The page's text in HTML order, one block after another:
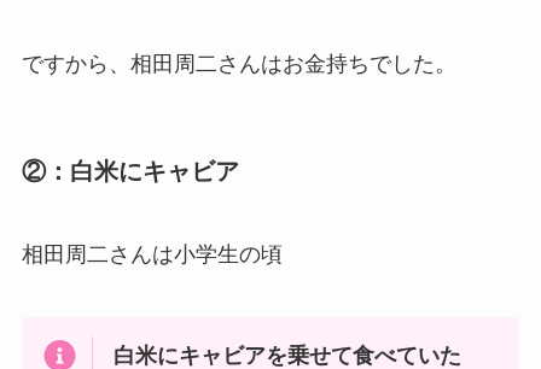
ですから、相田周二さんはお金持ちでした。
②：白米にキャビア
相田周二さんは小学生の頃
白米にキャビアを乗せて食べていた